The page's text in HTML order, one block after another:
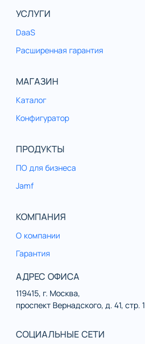
УСЛУГИ
DaaS
Расширенная гарантия
МАГАЗИН
Каталог
Конфигуратор
ПРОДУКТЫ
ПО для бизнеса
Jamf
КОМПАНИЯ
О компании
Гарантия
АДРЕС ОФИСА
119415, г. Москва,
проспект Вернадского, д. 41, стр. 1
СОЦИАЛЬНЫЕ СЕТИ